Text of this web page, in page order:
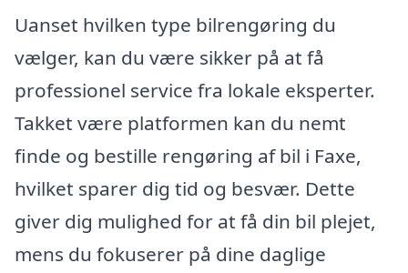
Uanset hvilken type bilrengøring du
vælger, kan du være sikker på at få
professionel service fra lokale eksperter.
Takket være platformen kan du nemt
finde og bestille rengøring af bil i Faxe,
hvilket sparer dig tid og besvær. Dette
giver dig mulighed for at få din bil plejet,
mens du fokuserer på dine daglige